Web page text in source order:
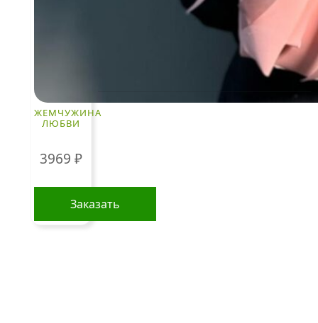
ЖЕМЧУЖИНА
ЛЮБВИ
3969 ₽
Заказать
Розы
Композиции